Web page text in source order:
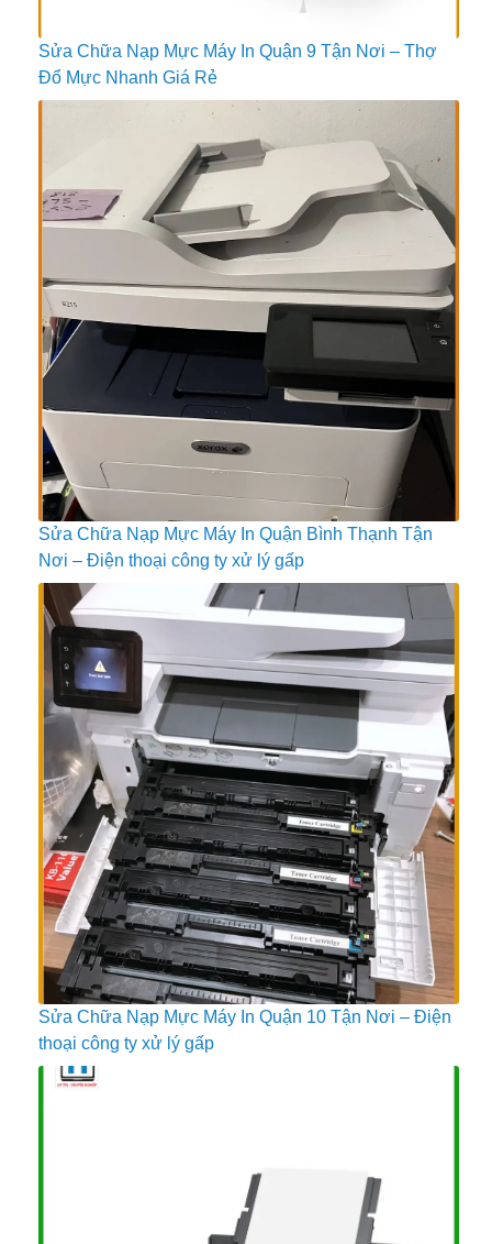
Sửa Chữa Nạp Mực Máy In Quận 9 Tận Nơi – Thợ
Đổ Mực Nhanh Giá Rẻ
Sửa Chữa Nạp Mực Máy In Quận Bình Thạnh Tận
Nơi – Điện thoại công ty xử lý gấp
Sửa Chữa Nạp Mực Máy In Quận 10 Tận Nơi – Điện
thoại công ty xử lý gấp